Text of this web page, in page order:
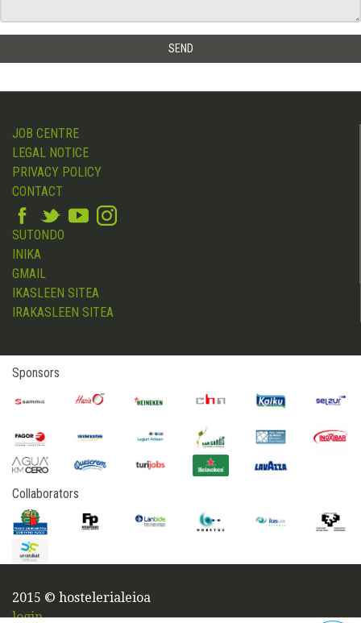
JOB CENTRE
LEGAL NOTICE
PRIVACY POLICY
CONTACT
SUTONDO
INIKA
GMAIL
IKASLEEN SITEA
IRAKASLEEN SITEA
Sponsors
Collaborators
2015 © hostelerialeioa
login